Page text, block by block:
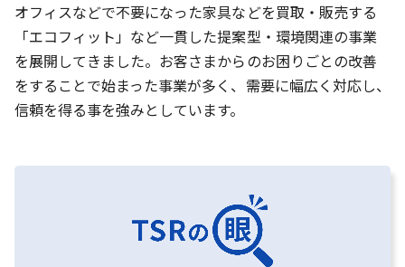
オフィスなどで不要になった家具などを買取・販売する
「エコフィット」など一貫した提案型・環境関連の事業
を展開してきました。お客さまからのお困りごとの改善
をすることで始まった事業が多く、需要に幅広く対応し、
信頼を得る事を強みとしています。